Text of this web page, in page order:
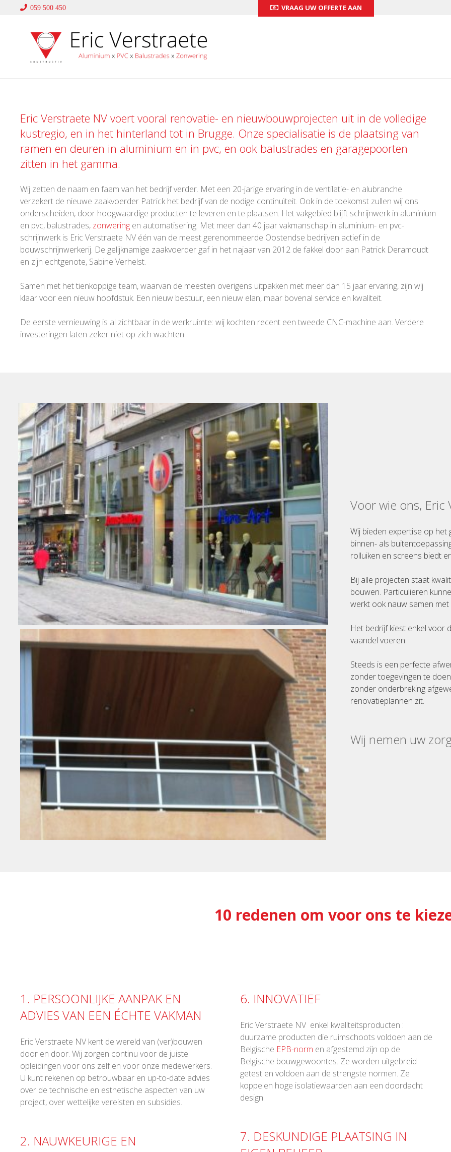
059 500 450 VRAAG UW OFFERTE AAN
Eric Verstraete NV voert vooral renovatie- en nieuwbouwprojecten uit in de volledige
kustregio, en in het hinterland tot in Brugge. Onze specialisatie is de plaatsing van
ramen en deuren in aluminium en in pvc, en ook balustrades en garagepoorten
zitten in het gamma.
Wij zetten de naam en faam van het bedrijf verder. Met een 20-jarige ervaring in de ventilatie- en alubranche
verzekert de nieuwe zaakvoerder Patrick het bedrijf van de nodige continuïteit. Ook in de toekomst zullen wij ons
onderscheiden, door hoogwaardige producten te leveren en te plaatsen. Het vakgebied blijft schrijnwerk in aluminium
en pvc, balustrades, zonwering en automatisering. Met meer dan 40 jaar vakmanschap in aluminium- en pvc-
schrijnwerk is Eric Verstraete NV één van de meest gerenommeerde Oostendse bedrijven actief in de
bouwschrijnwerkerij. De gelijknamige zaakvoerder gaf in het najaar van 2012 de fakkel door aan Patrick Deramoudt
en zijn echtgenote, Sabine Verhelst.
Samen met het tienkoppige team, waarvan de meesten overigens uitpakken met meer dan 15 jaar ervaring, zijn wij
klaar voor een nieuw hoofdstuk. Een nieuw bestuur, een nieuw elan, maar bovenal service en kwaliteit.
De eerste vernieuwing is al zichtbaar in de werkruimte: wij kochten recent een tweede CNC-machine aan. Verdere
investeringen laten zeker niet op zich wachten.
Voor wie ons, Eric
Wij bieden expertise op het
binnen- als
rolluiken en screens biedt
Bij alle projecten staat
bouwen. Particulieren
werkt ook nauw samen
Het bedrijf kiest enkel voor
vaandel voeren.
Steeds is een perfecte
zonder toegevingen te
zonder onderbreking
renovatieplannen zit.
Wij nemen uw
10 redenen om voor ons te
1. PERSOONLIJKE AANPAK EN
ADVIES VAN EEN ÉCHTE VAKMAN
Eric Verstraete NV kent de wereld van (ver)bouwen
door en door. Wij zorgen continu voor de juiste
opleidingen voor ons zelf en voor onze medewerkers.
U kunt rekenen op betrouwbaar en up-to-date advies
over de technische en esthetische aspecten van uw
project, over wettelijke vereisten en subsidies.
2. NAUWKEURIGE EN
6. INNOVATIEF
Eric Verstraete NV enkel kwaliteitsproducten :
duurzame producten die ruimschoots voldoen aan de
Belgische EPB-norm en afgestemd zijn op de
Belgische bouwgewoontes. Ze worden uitgebreid
getest en voldoen aan de strengste normen. Ze
koppelen hoge isolatiewaarden aan een doordacht
design.
7. DESKUNDIGE PLAATSING IN